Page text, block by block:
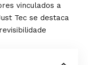
vinculados a
Tec se destaca